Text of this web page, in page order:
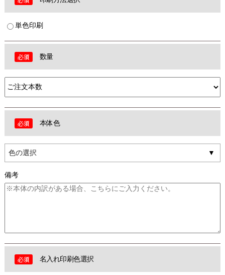
単色印刷
数量
本体色
色の選択
備考
名入れ印刷色選択